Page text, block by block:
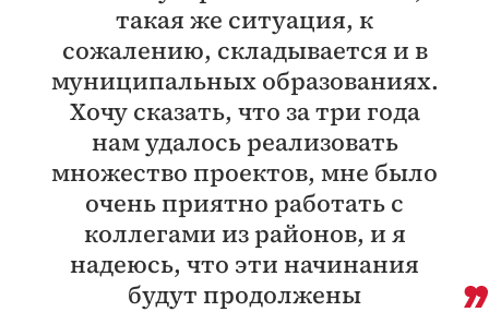
такая же ситуация, к
сожалению, складывается и в
муниципальных образованиях.
Хочу сказать, что за три года
нам удалось реализовать
множество проектов, мне было
очень приятно работать с
коллегами из районов, и я
надеюсь, что эти начинания
будут продолжены